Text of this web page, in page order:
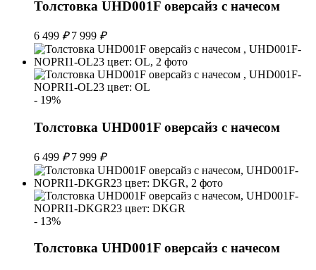
Толстовка UHD001F оверсайз с начесом
6 499 ₽ 7 999 ₽
- 19%
Толстовка UHD001F оверсайз с начесом
6 499 ₽ 7 999 ₽
- 13%
Толстовка UHD001F оверсайз с начесом